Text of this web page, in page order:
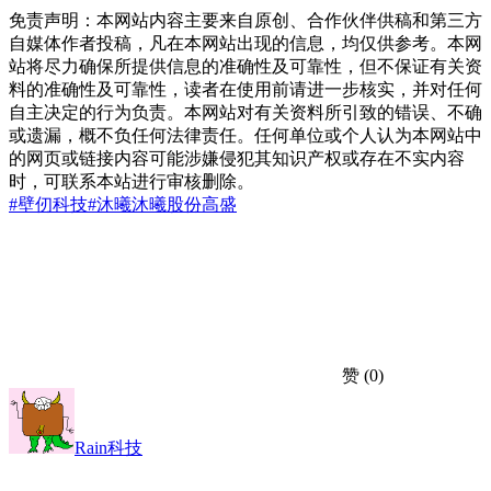
免责声明：本网站内容主要来自原创、合作伙伴供稿和第三方
自媒体作者投稿，凡在本网站出现的信息，均仅供参考。本网
站将尽力确保所提供信息的准确性及可靠性，但不保证有关资
料的准确性及可靠性，读者在使用前请进一步核实，并对任何
自主决定的行为负责。本网站对有关资料所引致的错误、不确
或遗漏，概不负任何法律责任。任何单位或个人认为本网站中
的网页或链接内容可能涉嫌侵犯其知识产权或存在不实内容
时，可联系本站进行审核删除。
#壁仞科技#沐曦沐曦股份高盛
赞 (0)
Rain科技